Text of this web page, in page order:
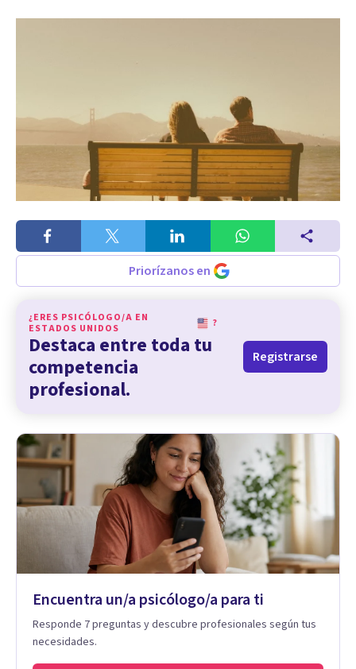
Priorízanos en
¿ERES PSICÓLOGO/A EN
ESTADOS UNIDOS
?
Destaca entre toda tu
competencia
profesional.
Registrarse
Encuentra un/a psicólogo/a para ti
Responde 7 preguntas y descubre profesionales según tus
necesidades.